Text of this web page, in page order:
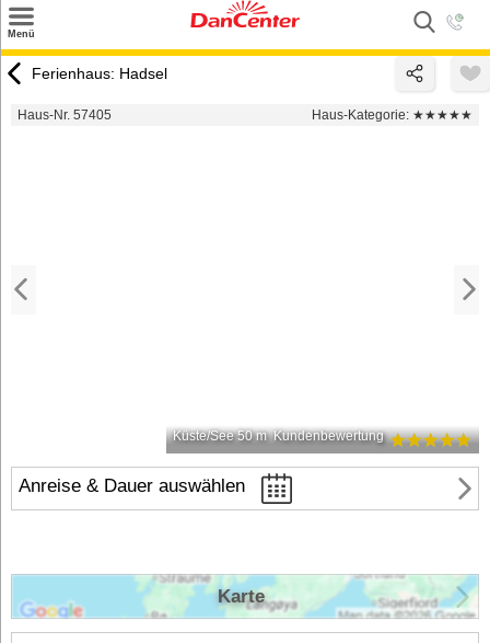
Menü
Urlaubsziele
Ferienhaus: Hadsel
Haus-Nr. 57405 Haus-Kategorie: ★★★★★
Küste/See 50 m Kundenbewertung
Anreise & Dauer auswählen
Karte